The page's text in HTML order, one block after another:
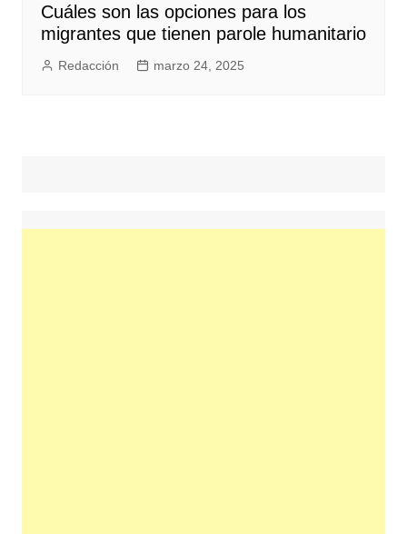
Cuáles son las opciones para los
migrantes que tienen parole humanitario
Redacción marzo 24, 2025